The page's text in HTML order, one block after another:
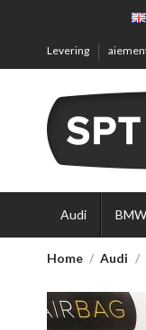
Levering
Audi BMW
Home Audi